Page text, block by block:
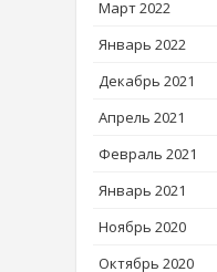
Март 2022
Январь 2022
Декабрь 2021
Апрель 2021
Февраль 2021
Январь 2021
Ноябрь 2020
Октябрь 2020